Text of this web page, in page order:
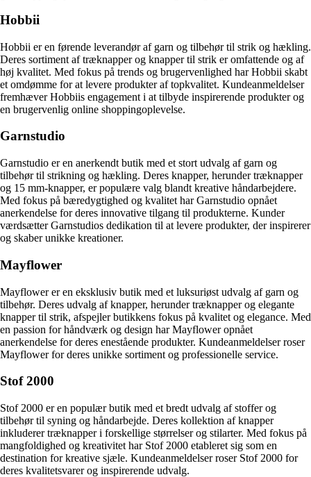
Hobbii
Hobbii er en førende leverandør af garn og tilbehør til strik og hækling.
Deres sortiment af træknapper og knapper til strik er omfattende og af
høj kvalitet. Med fokus på trends og brugervenlighed har Hobbii skabt
et omdømme for at levere produkter af topkvalitet. Kundeanmeldelser
fremhæver Hobbiis engagement i at tilbyde inspirerende produkter og
en brugervenlig online shoppingoplevelse.
Garnstudio
Garnstudio er en anerkendt butik med et stort udvalg af garn og
tilbehør til strikning og hækling. Deres knapper, herunder træknapper
og 15 mm-knapper, er populære valg blandt kreative håndarbejdere.
Med fokus på bæredygtighed og kvalitet har Garnstudio opnået
anerkendelse for deres innovative tilgang til produkterne. Kunder
værdsætter Garnstudios dedikation til at levere produkter, der inspirerer
og skaber unikke kreationer.
Mayflower
Mayflower er en eksklusiv butik med et luksuriøst udvalg af garn og
tilbehør. Deres udvalg af knapper, herunder træknapper og elegante
knapper til strik, afspejler butikkens fokus på kvalitet og elegance. Med
en passion for håndværk og design har Mayflower opnået
anerkendelse for deres enestående produkter. Kundeanmeldelser roser
Mayflower for deres unikke sortiment og professionelle service.
Stof 2000
Stof 2000 er en populær butik med et bredt udvalg af stoffer og
tilbehør til syning og håndarbejde. Deres kollektion af knapper
inkluderer træknapper i forskellige størrelser og stilarter. Med fokus på
mangfoldighed og kreativitet har Stof 2000 etableret sig som en
destination for kreative sjæle. Kundeanmeldelser roser Stof 2000 for
deres kvalitetsvarer og inspirerende udvalg.